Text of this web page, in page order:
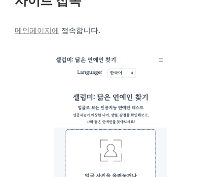
메인페이지에 접속합니다.